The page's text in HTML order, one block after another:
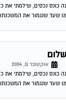
שעד שנגמור את
אוקטובר 11, 2004
כונס נכסים, שילמתי את
שעד שנגמור את